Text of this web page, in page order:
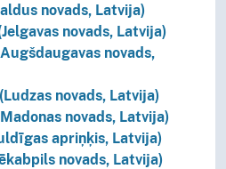
novads, Latvija)
novads, Latvija)
novads,
novads, Latvija)
novads, Latvija)
apriņķis, Latvija)
novads, Latvija)